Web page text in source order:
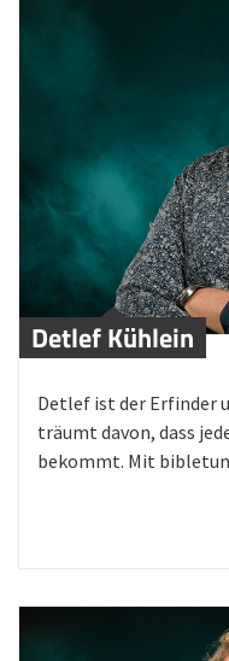
Detlef Kühlein
Detlef ist der Erfinder
träumt davon, dass
bekommt. Mit